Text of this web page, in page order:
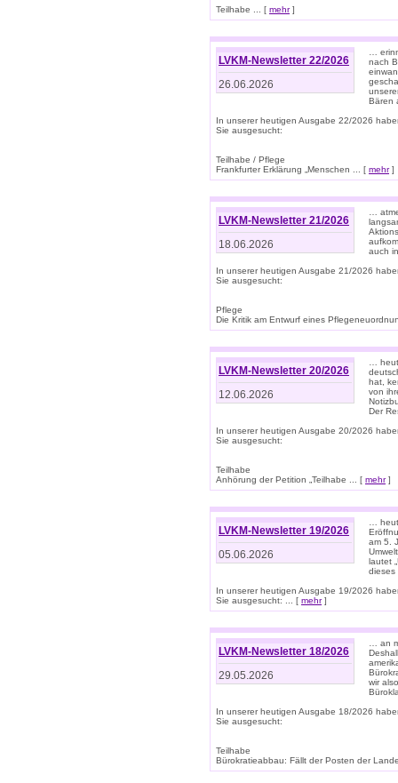
Teilhabe ... [ mehr]
LVKM-Newsletter 22/2026
26.06.2026
…
nach
Bären
In unserer heutigen Ausgabe 22/2026
Sie ausgesucht:
Teilhabe / Pflege
Frankfurter Erklärung „Menschen ... [ mehr]
LVKM-Newsletter 21/2026
18.06.2026
…
auch
In unserer heutigen Ausgabe 21/2026
Sie ausgesucht:
Pflege
Die Kritik am Entwurf eines
LVKM-Newsletter 20/2026
12.06.2026
…
hat,
von
Der
In unserer heutigen Ausgabe 20/2026
Sie ausgesucht:
Teilhabe
Anhörung der Petition „Teilhabe ... [ mehr]
LVKM-Newsletter 19/2026
05.06.2026
…
am 5.
lautet
dieses
In unserer heutigen Ausgabe 19/2026
Sie ausgesucht: ... [ mehr]
LVKM-Newsletter 18/2026
29.05.2026
… an
wir
In unserer heutigen Ausgabe 18/2026
Sie ausgesucht:
Teilhabe
Bürokratieabbau: Fällt der Posten der